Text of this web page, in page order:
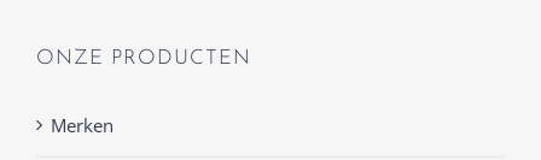
ONZE PRODUCTEN
Merken